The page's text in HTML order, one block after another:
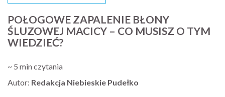
POŁOGOWE ZAPALENIE BŁONY
ŚLUZOWEJ MACICY – CO MUSISZ O TYM
WIEDZIEĆ?
~ 5 min czytania
Autor: Redakcja Niebieskie Pudełko